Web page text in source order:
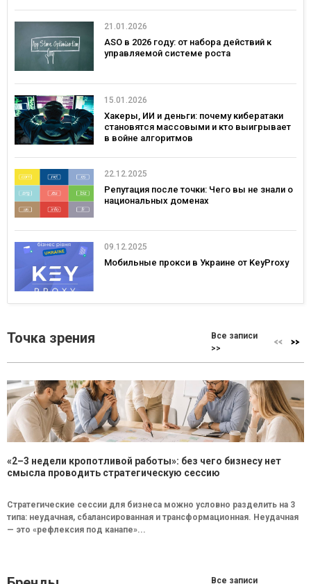
21.01.2026
ASO в 2026 году: от набора действий к
управляемой системе роста
15.01.2026
Хакеры, ИИ и деньги: почему кибератаки
становятся массовыми и кто выигрывает
в войне алгоритмов
22.12.2025
Репутация после точки: Чего вы не знали о
национальных доменах
09.12.2025
Мобильные прокси в Украине от KeyProxy
Точка зрения
Все записи
>>
«2–3 недели кропотливой работы»: без чего бизнесу нет
смысла проводить стратегическую сессию
Стратегические сессии для бизнеса можно условно разделить на 3
типа: неудачная, сбалансированная и трансформационная. Неудачная
— это «рефлексия под канапе»...
Все записи